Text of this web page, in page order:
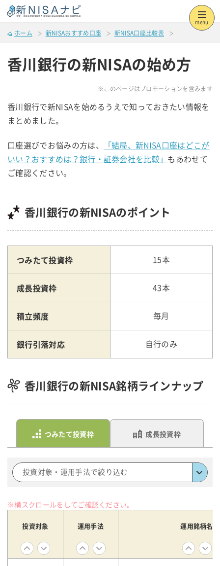
menu
ホーム 新NISAおすすめ口座 新NISA口座比較表
香川銀行の新NISAの始め方
※このページはプロモーションを含みます
香川銀行で新NISAを始めるうえで知っておきたい情報を
まとめました。
口座選びでお悩みの方は、
「結局、新NISA口座はどこが
いい？おすすめは？銀行・証券会社を比較」 もあわせて
ご確認ください。
香川銀行の新NISAのポイント
つみたて投資枠 15本
成長投資枠 43本
積立頻度 毎月
銀行引落対応 自行のみ
香川銀行の新NISA銘柄ラインナップ
つみたて投資枠 成長投資枠
投資対象・運用手法で絞り込む
※横スクロールをしてご確認ください。
投資対象 運用手法 運用銘柄名